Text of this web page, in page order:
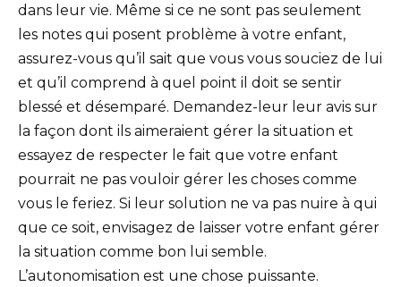
dans leur vie. Même si ce ne sont pas seulement
les notes qui posent problème à votre enfant,
assurez-vous qu’il sait que vous vous souciez de lui
et qu’il comprend à quel point il doit se sentir
blessé et désemparé. Demandez-leur leur avis sur
la façon dont ils aimeraient gérer la situation et
essayez de respecter le fait que votre enfant
pourrait ne pas vouloir gérer les choses comme
vous le feriez. Si leur solution ne va pas nuire à qui
que ce soit, envisagez de laisser votre enfant gérer
la situation comme bon lui semble.
L’autonomisation est une chose puissante.